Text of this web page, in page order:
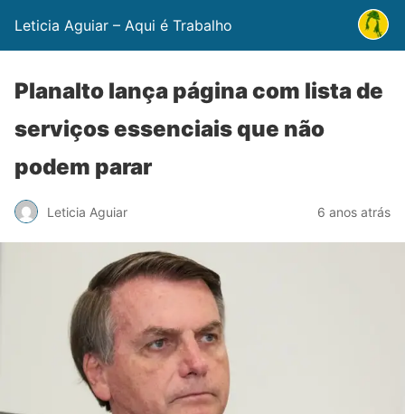
Leticia Aguiar – Aqui é Trabalho
Planalto lança página com lista de
serviços essenciais que não
podem parar
Leticia Aguiar 6 anos atrás